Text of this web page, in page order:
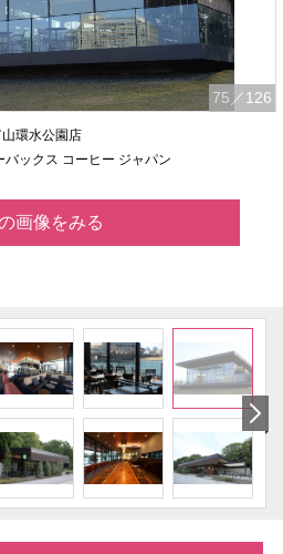
75 ／126
環水公園店
バックス コーヒー ジャパン
画像をみる